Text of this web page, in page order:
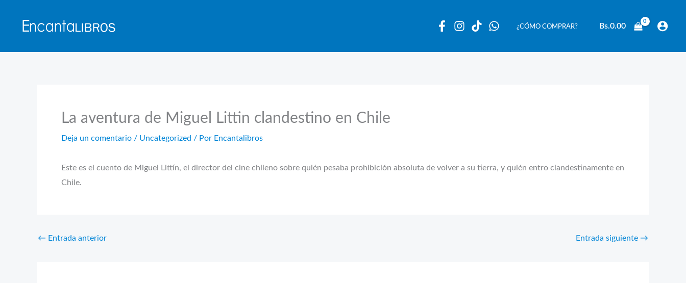
¿CÓMO COMPRAR? Bs.0.00
La aventura de Miguel Littin clandestino en Chile
Deja un comentario / Uncategorized / Por Encantalibros
Este es el cuento de Miguel Littín, el director del cine chileno sobre quién pesaba prohibición absoluta de volver a su tierra, y quién entro clandestinamente en
Chile.
← Entrada anterior Entrada siguiente →